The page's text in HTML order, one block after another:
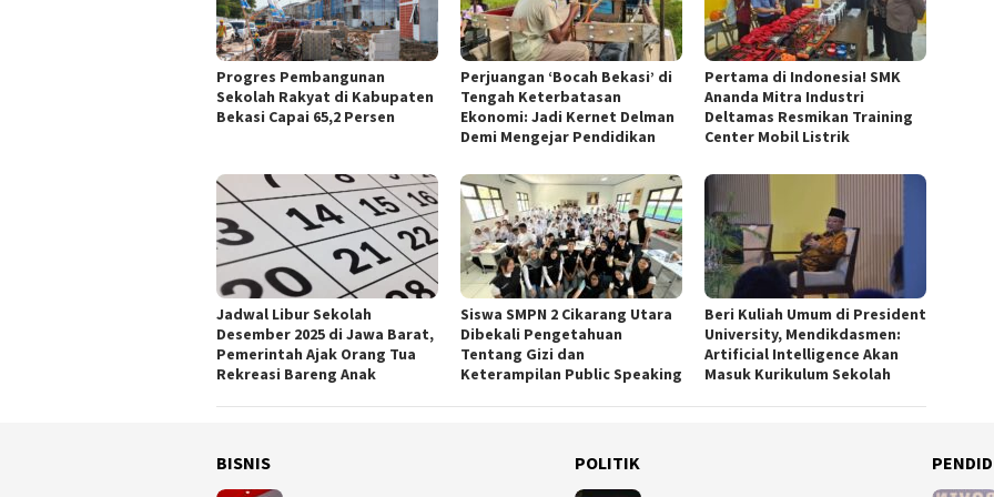
Progres Pembangunan
Sekolah Rakyat di Kabupaten
Bekasi Capai 65,2 Persen
Perjuangan ‘Bocah Bekasi’ di
Tengah Keterbatasan
Ekonomi: Jadi Kernet Delman
Demi Mengejar Pendidikan
Pertama di Indonesia! SMK
Ananda Mitra Industri
Deltamas Resmikan Training
Center Mobil Listrik
Jadwal Libur Sekolah
Desember 2025 di Jawa Barat,
Pemerintah Ajak Orang Tua
Rekreasi Bareng Anak
Siswa SMPN 2 Cikarang Utara
Dibekali Pengetahuan
Tentang Gizi dan
Keterampilan Public Speaking
Beri Kuliah Umum di President
University, Mendikdasmen:
Artificial Intelligence Akan
Masuk Kurikulum Sekolah
BISNIS POLITIK